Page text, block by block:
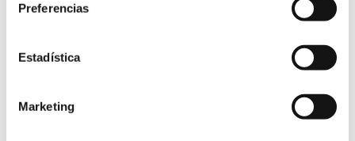
Preferencias
Estadística
Marketing